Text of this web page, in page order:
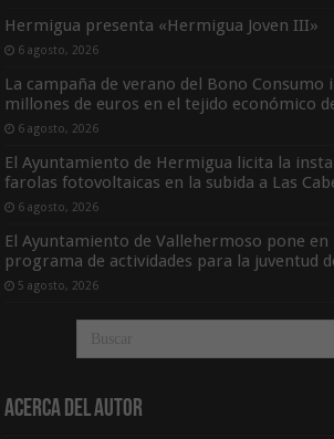
Hermigua presenta «Hermigua Joven III»
6 agosto, 2026
La campaña de verano del Bono Consumo
millones de euros en el tejido económico
6 agosto, 2026
El Ayuntamiento de Hermigua licita la
farolas fotovoltaicas en la subida a Las
6 agosto, 2026
El Ayuntamiento de Vallehermoso pone en
programa de actividades para la juventud
5 agosto, 2026
Acerca del Autor